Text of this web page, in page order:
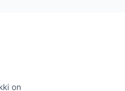
on